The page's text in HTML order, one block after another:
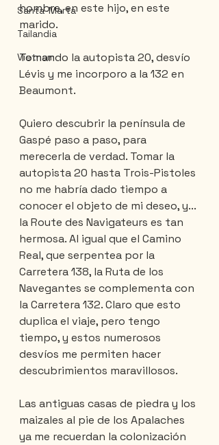
Santa-Marta
Tailandia
Vietnam
hombre, en este hijo, en este
marido.
Tomando la autopista 20, desvío
Lévis y me incorporo a la 132 en
Beaumont.
Quiero descubrir la península de
Gaspé paso a paso, para
merecerla de verdad. Tomar la
autopista 20 hasta Trois-Pistoles
no me habría dado tiempo a
conocer el objeto de mi deseo, y...
la Route des Navigateurs es tan
hermosa. Al igual que el Camino
Real, que serpentea por la
Carretera 138, la Ruta de los
Navegantes se complementa con
la Carretera 132. Claro que esto
duplica el viaje, pero tengo
tiempo, y estos numerosos
desvíos me permiten hacer
descubrimientos maravillosos.
Las antiguas casas de piedra y los
maizales al pie de los Apalaches
ya me recuerdan la colonización